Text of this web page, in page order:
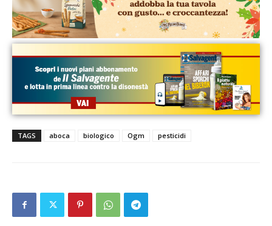
TAGS aboca biologico Ogm pesticidi